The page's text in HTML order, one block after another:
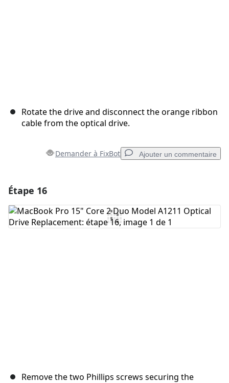
Rotate the drive and disconnect the orange ribbon
cable from the optical drive.
Demander à FixBot Ajouter un commentaire
Ajouter un commentaire
Étape 16
Remove the two Phillips screws securing the